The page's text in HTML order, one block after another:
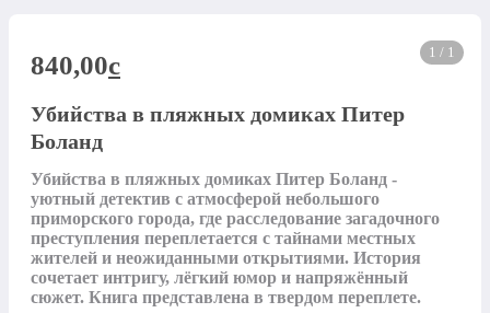
1 / 1
840,00c
Убийства в пляжных домиках Питер
Боланд
Убийства в пляжных домиках Питер Боланд -
уютный детектив с атмосферой небольшого
приморского города, где расследование загадочного
преступления переплетается с тайнами местных
жителей и неожиданными открытиями. История
сочетает интригу, лёгкий юмор и напряжённый
сюжет. Книга представлена в твердом переплете.